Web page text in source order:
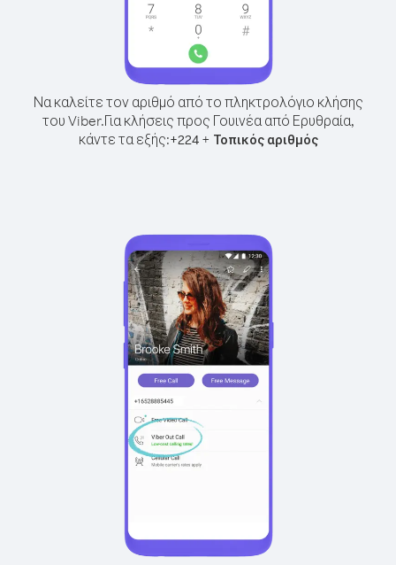
Να καλείτε τον αριθμό από το πληκτρολόγιο κλήσης
του Viber.Για κλήσεις προς Γουινέα από Ερυθραία,
κάντε τα εξής:+224+ Τοπικός αριθμός